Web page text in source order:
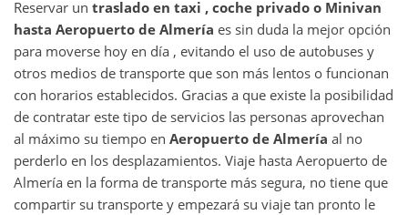
Reservar un traslado en taxi , coche privado o Minivan
hasta Aeropuerto de Almería es sin duda la mejor opción
para moverse hoy en día , evitando el uso de autobuses y
otros medios de transporte que son más lentos o funcionan
con horarios establecidos. Gracias a que existe la posibilidad
de contratar este tipo de servicios las personas aprovechan
al máximo su tiempo en Aeropuerto de Almería al no
perderlo en los desplazamientos. Viaje hasta Aeropuerto de
Almería en la forma de transporte más segura, no tiene que
compartir su transporte y empezará su viaje tan pronto le